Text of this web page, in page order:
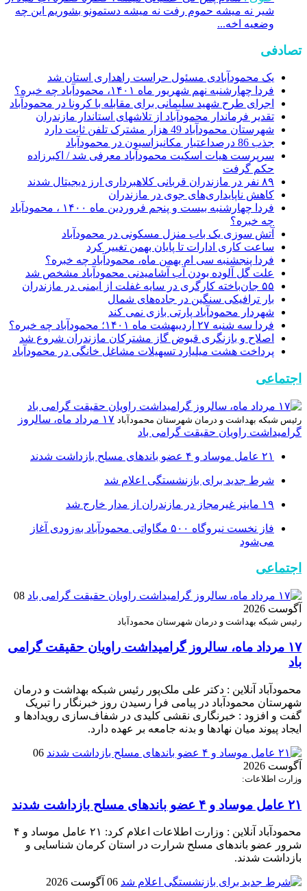
شیر نه میشه حموم رفت نه میشه دستمونو بشوریم این چه
وضعیه اخه...
تصادفی
یک محمودآبادی مسئول حراست راهداری استان شد
فردا چهارشنبه نهم شهریور ماه ۱۴۰۱، محمودآباد چه خبره؟
اجرای طرح شهید سلیمانی برای مقابله با کرونا در محمودآباد
تقدیر فرماندار محمودآباد از تلاشهای استاندار مازندران
شهرستان محمودآباد 49 هزار مشترک تلفن ثابت دارد
جذب 86 درصداعتبار مکانیزاسیون در محمودآباد
سرپرست هیات اسکیت محمودآباد معرفی شد / اکبرزاده
حکم گرفت
۸۹ نفر در مازندران قربانی کلاهبرداری ارز دیجیتال شدند
کاهش ناپایداری‌های جوی در مازندران
فردا چهارشنبه بیست و پنجم فروردین ماه ۱۴۰۰ ، محمودآباد
چه خبره؟
آتش سوزی یک باب منزل مسکونی در محمودآباد
ساعت‌ کاری ادارات تا پایان بهمن تغییر کرد
فردا پنجشنبه سی ام بهمن ماه، محمودآباد چه خبره؟
علت گل آلوده بودن آب آشامیدنی محمودآباد مشخص شد
۵۵ جان‌باخته کارگری در سایه غفلت از ایمنی در مازندران
بار ترافیکی سنگین در جاده‌های شمال
شهردار محمودآباد پارتی بازی نمی کند
فردا سه شنبه ۲۷ اردیبهشت ماه ۱۴۰۱؛ محمودآباد چه خبره؟
اصلاح و بازنگری قبوض گاز مشترکان مازندران شروع شد
پرداخت هشت میلیارد تسهیلات مشاغل خانگی در محمودآباد
اجتماعی
رئیس شبکه بهداشت و درمان شهرستان محمودآباد
۱۷ مرداد ماه، سالروز
گرامیداشت راویان حقیقت گرامی باد
۲۱ عامل موساد و ۴ عضو باند‌های مسلح بازداشت شدند
شرط جدید برای بازنشستگی اعلام شد
۱۹ ماینر غیرمجاز در مازندران از مدار خارج شد
فاز نخست نیروگاه ۵۰۰ مگاواتی محمودآباد به‌زودی آغاز
می‌شود
اجتماعی
08
آگوست 2026
رئیس شبکه بهداشت و درمان شهرستان محمودآباد
۱۷ مرداد ماه، سالروز گرامیداشت راویان حقیقت گرامی
باد
محمودآباد آنلاین : دکتر علی ملک‌پور رئیس شبکه بهداشت و درمان
شهرستان محمودآباد در پیامی فرا رسیدن روز خبرنگار را تبریک
گفت و افزود : خبرنگاری نقشی کلیدی در شفاف‌سازی رویدادها و
ایجاد پیوند میان نهادها و بدنه جامعه بر عهده دارد.
06
آگوست 2026
وزارت اطلاعات:
۲۱ عامل موساد و ۴ عضو باند‌های مسلح بازداشت شدند
محمودآباد آنلاین : وزارت اطلاعات اعلام کرد: ۲۱ عامل موساد و ۴
شرور عضو باند‌های مسلح شرارت در استان کرمان شناسایی و
بازداشت شدند.
06 آگوست 2026